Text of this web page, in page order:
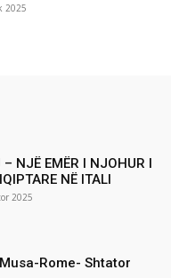
2025
NJË EMËR I NJOHUR I
NË ITALI
2025
Rome- Shtator